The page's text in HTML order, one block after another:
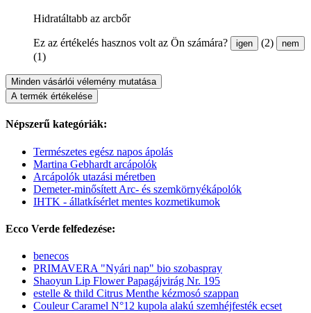
Hidratáltabb az arcbőr
Ez az értékelés hasznos volt az Ön számára? igen (2) nem
(1)
Minden vásárlói vélemény mutatása
A termék értékelése
Népszerű kategóriák:
Természetes egész napos ápolás
Martina Gebhardt arcápolók
Arcápolók utazási méretben
Demeter-minősített Arc- és szemkörnyékápolók
IHTK - állatkísérlet mentes kozmetikumok
Ecco Verde felfedezése:
benecos
PRIMAVERA "Nyári nap" bio szobaspray
Shaoyun Lip Flower Papagájvirág Nr. 195
estelle & thild Citrus Menthe kézmosó szappan
Couleur Caramel N°12 kupola alakú szemhéjfesték ecset